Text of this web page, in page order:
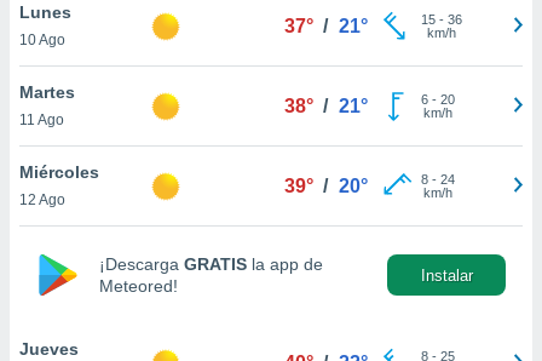
disponible
cookies
de
Lunes
10 Ago
37° / 21° 15- 36
km/h
Martes
11 Ago
38° / 21° 6- 20
km/h
Miércoles
12 Ago
39° / 20° 8- 24
km/h
¡Descarga GRATIS la app de
Meteored!
Instalar
Jueves 8- 25